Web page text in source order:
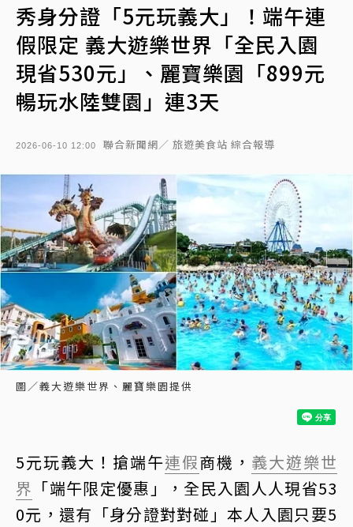
秀身分證「5元玩義大」！端午連
假限定 義大遊樂世界「全民入園
現省530元」、麗寶樂園「899元
暢玩水陸雙園」連3天
2026-06-10 12:00 聯合新聞網／ 旅遊美食站 綜合報導
圖／義大遊樂世界、麗寶樂園提供
5元玩義大！搶端午連假商機， 義大遊樂世
界 「端午限定優惠」，全民入園人人現省53
0元，還有「身分證對對碰」本人入園只要5